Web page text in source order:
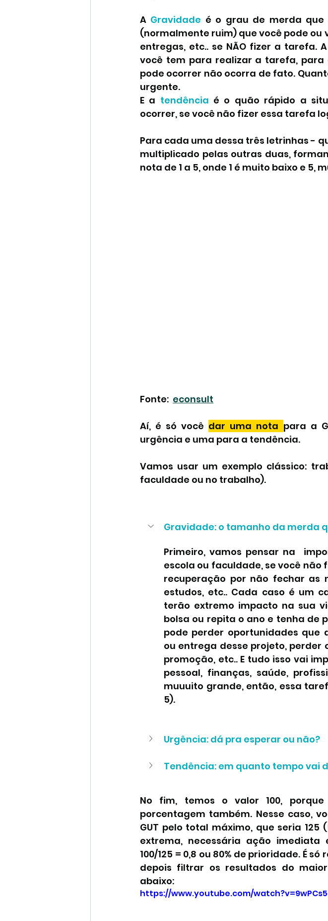
A Gravidade é o grau de merda que
(normalmente ruim) que você pode ou
entregas, etc.. se NÃO fizer a tarefa. A
você tem para realizar a tarefa,
pode ocorrer não ocorra de fato.
urgente.
E a tendência é o quão rápido a
ocorrer, se você não fizer essa tarefa
Para cada uma dessa três letrinhas -
multiplicado pelas outras duas,
nota de 1 a 5, onde 1 é muito baixo e
Fonte: econsult
Aí, é só você dar uma nota para a
urgência e uma para a tendência.
Vamos usar um exemplo clássico:
faculdade ou no trabalho).
Gravidade: o tamanho da merda
Primeiro, vamos pensar na
escola ou faculdade, se você não
recuperação por não fechar as
estudos, etc.. Cada caso é um
terão extremo impacto na sua
bolsa ou repita o ano e tenha de
pode perder oportunidades que
ou entrega desse projeto,
promoção, etc.. E tudo isso vai
pessoal, finanças, saúde,
muuuito grande, então, essa
5).
Urgência: dá pra esperar ou não?
Tendência: em quanto tempo vai
No fim, temos o valor 100,
porcentagem também. Nesse caso,
GUT pelo total máximo, que seria
extrema, necessária ação
100/125 = 0,8 ou 80% de prioridade. É
depois filtrar os resultados do
abaixo:
https://www.youtube.com/